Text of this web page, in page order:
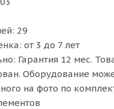
29
от 3 до 7 лет
Гарантия 12 мес.
Оборудование
на фото по